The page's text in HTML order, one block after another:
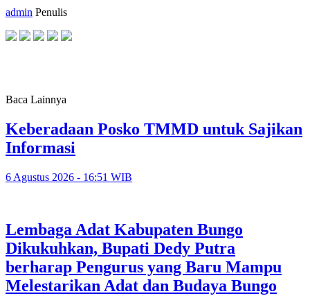
admin Penulis
Baca Lainnya
Keberadaan Posko TMMD untuk Sajikan
Informasi
6 Agustus 2026 - 16:51 WIB
Lembaga Adat Kabupaten Bungo
Dikukuhkan, Bupati Dedy Putra
berharap Pengurus yang Baru Mampu
Melestarikan Adat dan Budaya Bungo